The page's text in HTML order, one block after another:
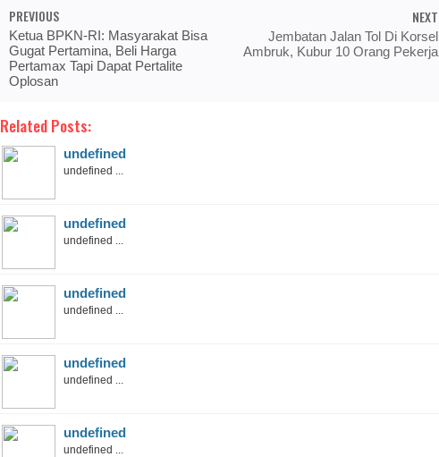
PREVIOUS
Ketua BPKN-RI: Masyarakat Bisa
Gugat Pertamina, Beli Harga
Pertamax Tapi Dapat Pertalite
Oplosan
NEXT
Jembatan Jalan Tol Di Korsel
Ambruk, Kubur 10 Orang Pekerja
Related Posts:
undefined
undefined ...
undefined
undefined ...
undefined
undefined ...
undefined
undefined ...
undefined
undefined ...